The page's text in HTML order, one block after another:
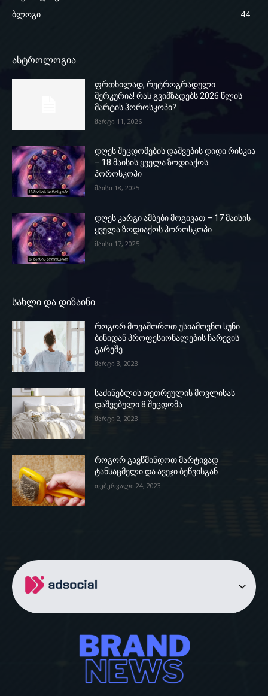
ბლოგი
44
ასტროლოგია
ფრთხილად, რეტროგრადული
მერკურია! რას გვიმზადებს 2026 წლის
მარტის ჰოროსკოპი?
მარტი 11, 2026
დღეს შეცდომების დაშვების დიდი რისკია
– 18 მაისის ყველა ზოდიაქოს
ჰოროსკოპი
მაისი 18, 2025
დღეს კარგი ამბები მოგივათ – 17 მაისის
ყველა ზოდიაქოს ჰოროსკოპი
მაისი 17, 2025
სახლი და დიზაინი
როგორ მოვაშოროთ უსიამოვნო სუნი
ბინიდან პროფესიონალების ჩარევის
გარეშე
მარტი 3, 2023
საძინებლის თეთრეულის მოვლისას
დაშვებული 8 შეცდომა
მარტი 2, 2023
როგორ გავწმინდოთ მარტივად
ტანსაცმელი და ავეჯი ბეწვისგან
თებერვალი 24, 2023